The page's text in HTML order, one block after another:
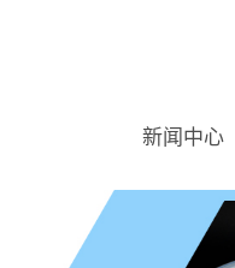
新闻中心